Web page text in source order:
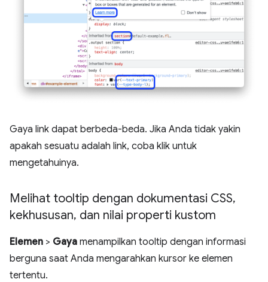
Gaya link dapat berbeda-beda. Jika Anda tidak yakin
apakah sesuatu adalah link, coba klik untuk
mengetahuinya.
Melihat tooltip dengan dokumentasi CSS,
kekhususan, dan nilai properti kustom
Elemen > Gaya menampilkan tooltip dengan informasi
berguna saat Anda mengarahkan kursor ke elemen
tertentu.